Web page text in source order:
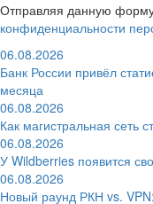
Отправляя данную
конфиденциальности
06.08.2026
Банк России привёл
месяца
06.08.2026
Как магистральная сеть
06.08.2026
У Wildberries появится
06.08.2026
Новый раунд РКН vs.